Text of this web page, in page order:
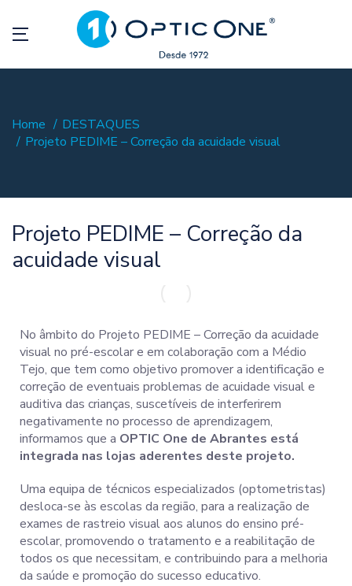
Home
DESTAQUES
Projeto PEDIME – Correção da acuidade visual
Projeto PEDIME – Correção da
acuidade visual
No âmbito do Projeto PEDIME – Correção da acuidade
visual no pré-escolar e em colaboração com a Médio
Tejo, que tem como objetivo promover a identificação e
correção de eventuais problemas de acuidade visual e
auditiva das crianças, suscetíveis de interferirem
negativamente no processo de aprendizagem,
informamos que a OPTIC One de Abrantes está
integrada nas lojas aderentes deste projeto.
Uma equipa de técnicos especializados (optometristas)
desloca-se às escolas da região, para a realização de
exames de rastreio visual aos alunos do ensino pré-
escolar, promovendo o tratamento e a reabilitação de
todos os que necessitam, e contribuindo para a melhoria
da saúde e promoção do sucesso educativo.